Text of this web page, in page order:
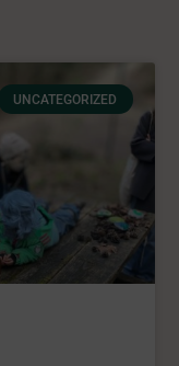
UNCATEGORIZED